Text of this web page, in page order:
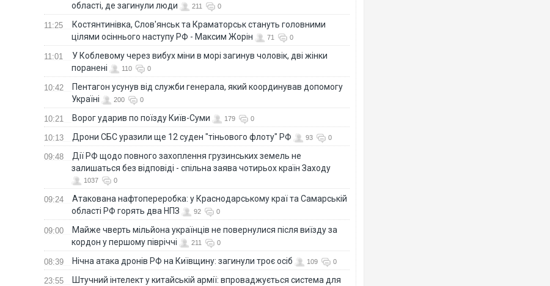
області, де загинули люди
211 0
11:25
Костянтинівка, Слов'янськ та Краматорськ стануть головними
цілями осіннього наступу РФ - Максим Жорін
71 0
11:01
У Коблевому через вибух міни в морі загинув чоловік, дві жінки
поранені
110 0
10:42
Пентагон усунув від служби генерала, який координував допомогу
Україні
200 0
10:21 Ворог ударив по поїзду Київ-Суми 179 0
10:13 Дрони СБС уразили ще 12 суден "тіньового флоту" РФ 93 0
09:48
Дії РФ щодо повного захоплення грузинських земель не
залишаться без відповіді - спільна заява чотирьох країн Заходу
1037 0
09:24
Атакована нафтопереробка: у Краснодарському краї та Самарській
області РФ горять два НПЗ
92 0
09:00
Майже чверть мільйона українців не повернулися після виїзду за
кордон у першому півріччі
211 0
08:39 Нічна атака дронів РФ на Київщину: загинули троє осіб 109 0
23:55 Штучний інтелект у китайській армії: впроваджується система для